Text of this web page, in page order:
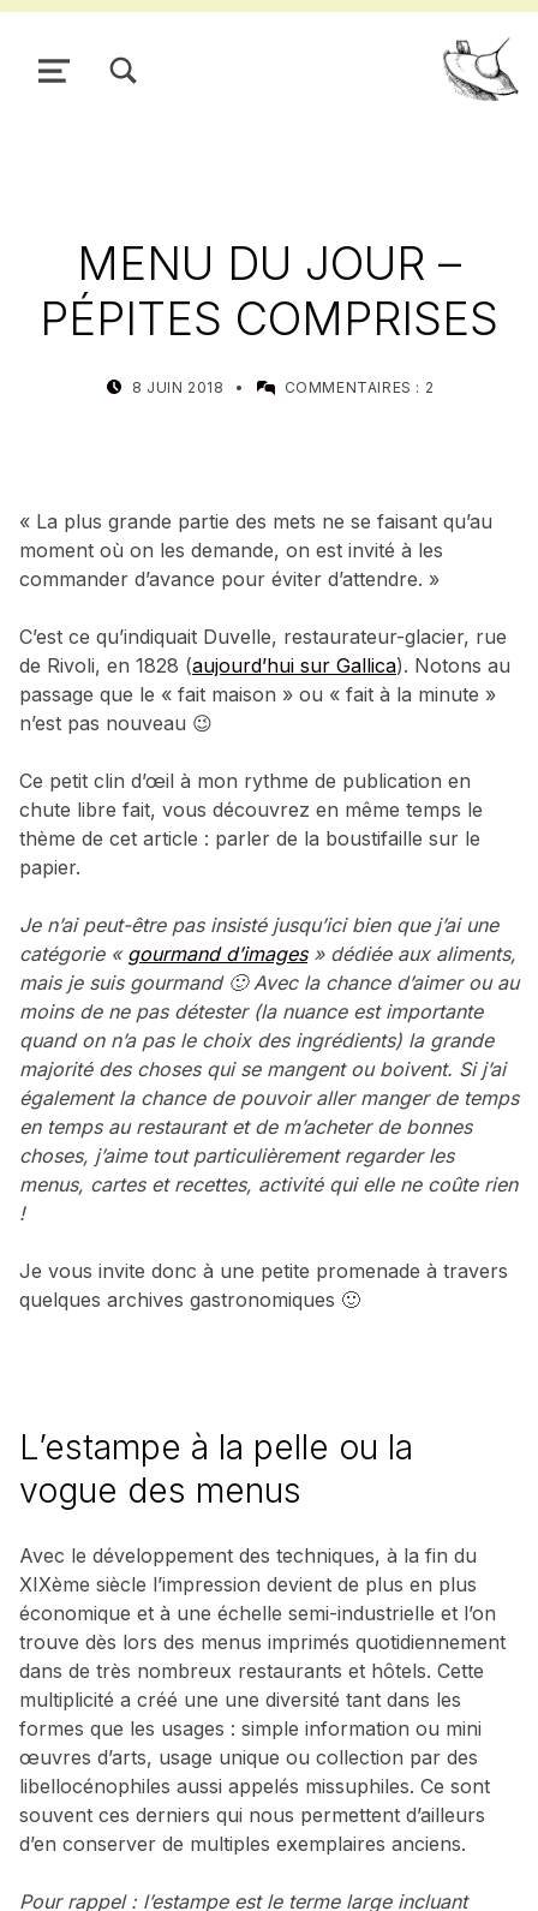
Pour
MENU
MENU DU JOUR –
PÉPITES COMPRISES
8 JUIN 2018 WRITTEN BY:
MEALIN
COMMENTAIRES : 2
« La plus grande partie des mets ne se faisant qu’au
moment où on les demande, on est invité à les
commander d’avance pour éviter d’attendre. »
C’est ce qu’indiquait Duvelle, restaurateur-glacier, rue
de Rivoli, en 1828 (aujourd’hui sur Gallica). Notons au
passage que le « fait maison » ou « fait à la minute »
n’est pas nouveau 😉
Ce petit clin d’œil à mon rythme de publication en
chute libre fait, vous découvrez en même temps le
thème de cet article : parler de la boustifaille sur le
papier.
Je n’ai peut-être pas insisté jusqu’ici bien que j’ai une
catégorie « gourmand d’images» dédiée aux aliments,
mais je suis gourmand 🙂 Avec la chance d’aimer ou au
moins de ne pas détester (la nuance est importante
quand on n’a pas le choix des ingrédients) la grande
majorité des choses qui se mangent ou boivent. Si j’ai
également la chance de pouvoir aller manger de temps
en temps au restaurant et de m’acheter de bonnes
choses, j’aime tout particulièrement regarder les
menus, cartes et recettes, activité qui elle ne coûte rien
!
Je vous invite donc à une petite promenade à travers
quelques archives gastronomiques 🙂
L’estampe à la pelle ou la
vogue des menus
Avec le développement des techniques, à la fin du
XIXème siècle l’impression devient de plus en plus
économique et à une échelle semi-industrielle et l’on
trouve dès lors des menus imprimés quotidiennement
dans de très nombreux restaurants et hôtels. Cette
multiplicité a créé une une diversité tant dans les
formes que les usages : simple information ou mini
œuvres d’arts, usage unique ou collection par des
libellocénophiles aussi appelés missuphiles. Ce sont
souvent ces derniers qui nous permettent d’ailleurs
d’en conserver de multiples exemplaires anciens.
Pour rappel : l’estampe est le terme large incluant